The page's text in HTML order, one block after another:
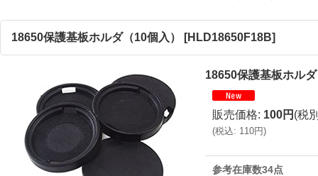
18650保護基板ホルダ（10個入） [HLD18650F18B]
18650保護基板ホル
販売価格: 100円 (税
(税込: 110円)
参考在庫数34点